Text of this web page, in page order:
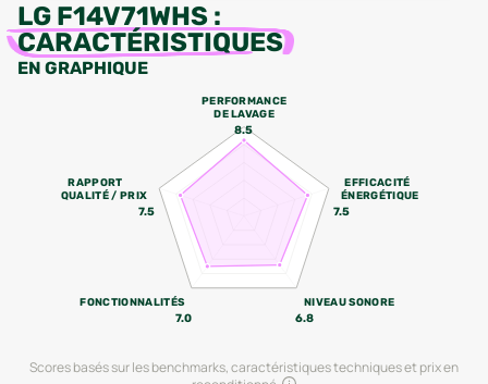
LG F14V71WHS :
CARACTÉRISTIQUES
EN GRAPHIQUE
PERFORMANCE
DE LAVAGE
8.5
EFFICACITÉ
ÉNERGÉTIQUE
7.5
NIVEAU SONORE
6.8
FONCTIONNALITÉS
7.0
RAPPORT
QUALITÉ / PRIX
7.5
Scores basés sur les benchmarks, caractéristiques techniques et prix en